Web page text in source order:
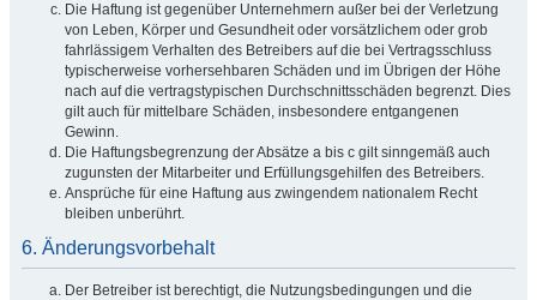
Die Haftung ist gegenüber Unternehmern außer bei der Verletzung
von Leben, Körper und Gesundheit oder vorsätzlichem oder grob
fahrlässigem Verhalten des Betreibers auf die bei Vertragsschluss
typischerweise vorhersehbaren Schäden und im Übrigen der Höhe
nach auf die vertragstypischen Durchschnittsschäden begrenzt. Dies
gilt auch für mittelbare Schäden, insbesondere entgangenen
Gewinn.
Die Haftungsbegrenzung der Absätze a bis c gilt sinngemäß auch
zugunsten der Mitarbeiter und Erfüllungsgehilfen des Betreibers.
Ansprüche für eine Haftung aus zwingendem nationalem Recht
bleiben unberührt.
6. Änderungsvorbehalt
Der Betreiber ist berechtigt, die Nutzungsbedingungen und die